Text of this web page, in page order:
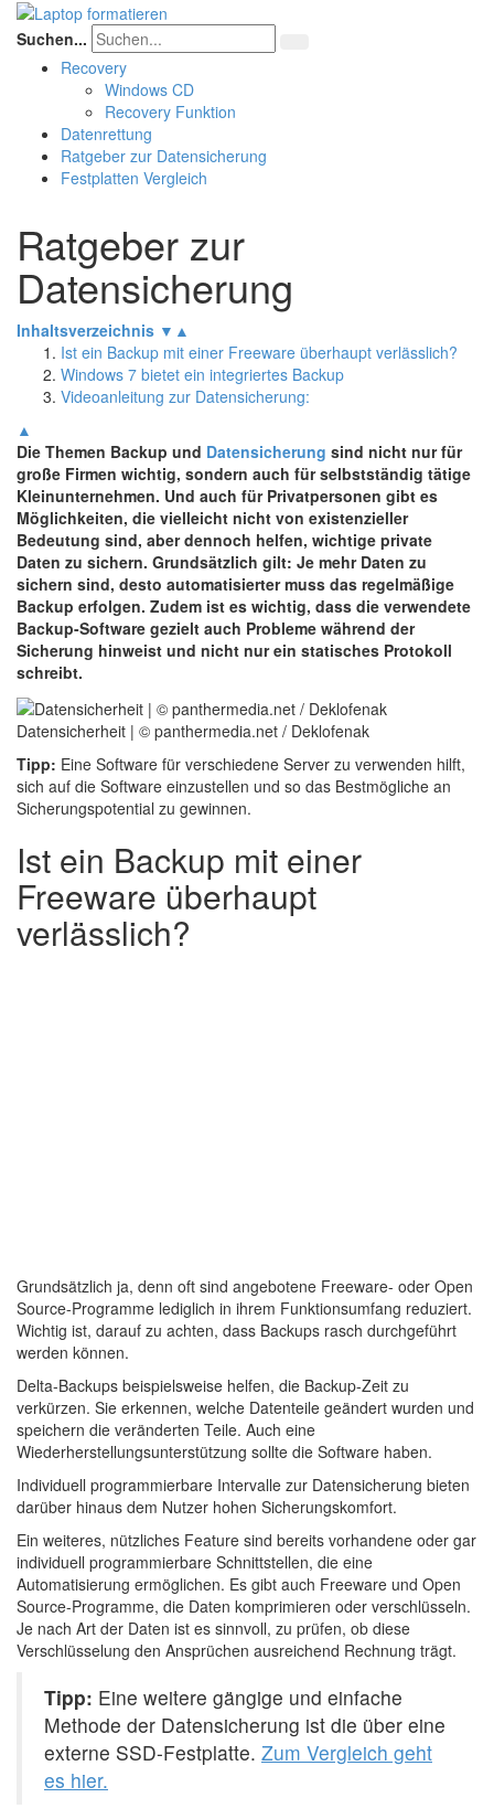
Suchen...
Recovery
Windows CD
Recovery Funktion
Datenrettung
Ratgeber zur Datensicherung
Festplatten Vergleich
Ratgeber zur
Datensicherung
Inhaltsverzeichnis ▼ ▲
Ist ein Backup mit einer Freeware überhaupt verlässlich?
Windows 7 bietet ein integriertes Backup
Videoanleitung zur Datensicherung:
▲
Die Themen Backup und Datensicherung sind nicht nur für
große Firmen wichtig, sondern auch für selbstständig tätige
Kleinunternehmen. Und auch für Privatpersonen gibt es
Möglichkeiten, die vielleicht nicht von existenzieller
Bedeutung sind, aber dennoch helfen, wichtige private
Daten zu sichern. Grundsätzlich gilt: Je mehr Daten zu
sichern sind, desto automatisierter muss das regelmäßige
Backup erfolgen. Zudem ist es wichtig, dass die verwendete
Backup-Software gezielt auch Probleme während der
Sicherung hinweist und nicht nur ein statisches Protokoll
schreibt.
Datensicherheit | © panthermedia.net / Deklofenak
Tipp: Eine Software für verschiedene Server zu verwenden hilft,
sich auf die Software einzustellen und so das Bestmögliche an
Sicherungspotential zu gewinnen.
Ist ein Backup mit einer
Freeware überhaupt
verlässlich?
Grundsätzlich ja, denn oft sind angebotene Freeware- oder Open
Source-Programme lediglich in ihrem Funktionsumfang reduziert.
Wichtig ist, darauf zu achten, dass Backups rasch durchgeführt
werden können.
Delta-Backups beispielsweise helfen, die Backup-Zeit zu
verkürzen. Sie erkennen, welche Datenteile geändert wurden und
speichern die veränderten Teile. Auch eine
Wiederherstellungsunterstützung sollte die Software haben.
Individuell programmierbare Intervalle zur Datensicherung bieten
darüber hinaus dem Nutzer hohen Sicherungskomfort.
Ein weiteres, nützliches Feature sind bereits vorhandene oder gar
individuell programmierbare Schnittstellen, die eine
Automatisierung ermöglichen. Es gibt auch Freeware und Open
Source-Programme, die Daten komprimieren oder verschlüsseln.
Je nach Art der Daten ist es sinnvoll, zu prüfen, ob diese
Verschlüsselung den Ansprüchen ausreichend Rechnung trägt.
Tipp: Eine weitere gängige und einfache
Methode der Datensicherung ist die über eine
externe SSD-Festplatte. Zum Vergleich geht
es hier.